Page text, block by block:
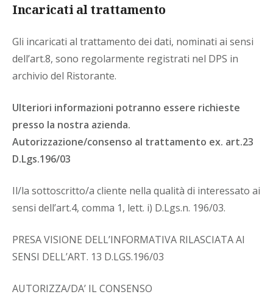
Incaricati al trattamento
Gli incaricati al trattamento dei dati, nominati ai sensi
dell’art.8, sono regolarmente registrati nel DPS in
archivio del Ristorante.
Ulteriori informazioni potranno essere richieste
presso la nostra azienda.
Autorizzazione/consenso al trattamento ex. art.23
D.Lgs.196/03
Il/la sottoscritto/a cliente nella qualità di interessato ai
sensi dell’art.4, comma 1, lett. i) D.Lgs.n. 196/03.
PRESA VISIONE DELL’INFORMATIVA RILASCIATA AI
SENSI DELL’ART. 13 D.LGS.196/03
AUTORIZZA/DA’ IL CONSENSO